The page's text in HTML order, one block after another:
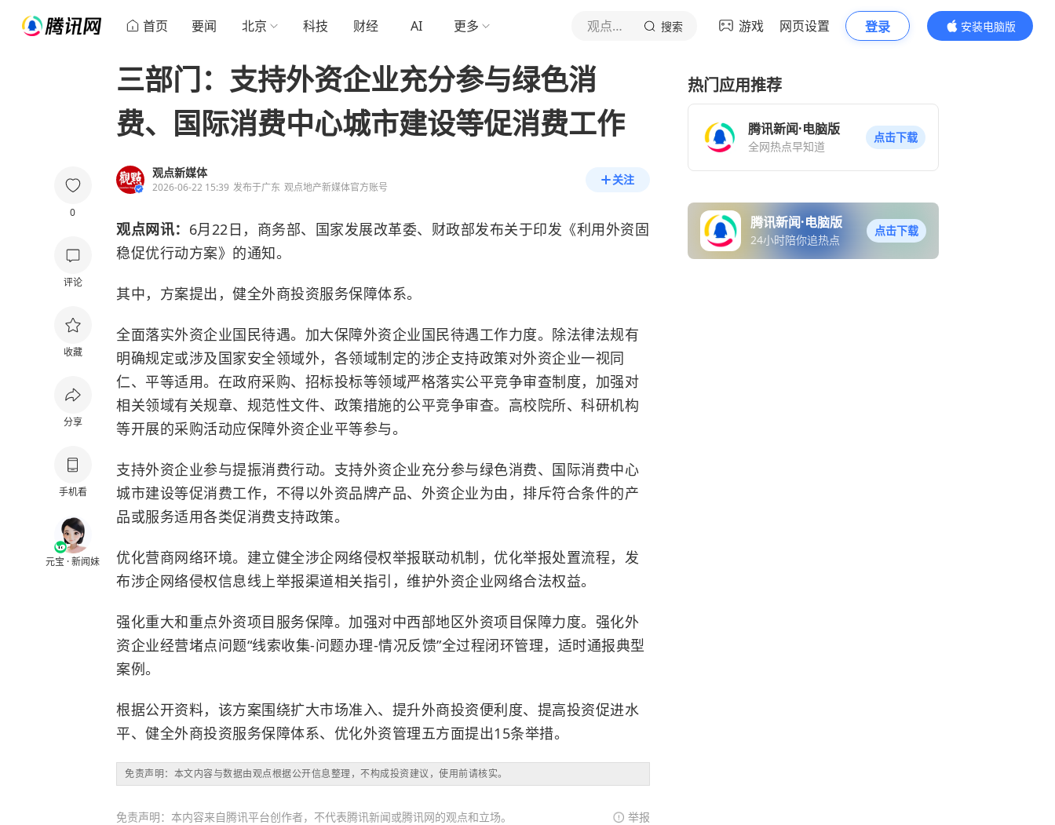
首页 要闻 北京 科技 财经 AI 更多 观点新媒体 搜索 游戏 网页设置 登录
安装电脑版
内容更精彩
0
评论
收藏
分享
手机看
元宝 · 新闻妹
三部门：支持外资企业充分参与绿色消
费、国际消费中心城市建设等促消费工作
观点新媒体
2026-06-22 15:39 发布于广东 观点地产新媒体官方账号
关注
观点网讯： 6月22日，商务部、国家发展改革委、财政部发布关于印发《利用外资固
稳促优行动方案》的通知。
其中，方案提出，健全外商投资服务保障体系。
全面落实外资企业国民待遇。加大保障外资企业国民待遇工作力度。除法律法规有
明确规定或涉及国家安全领域外，各领域制定的涉企支持政策对外资企业一视同
仁、平等适用。在政府采购、招标投标等领域严格落实公平竞争审查制度，加强对
相关领域有关规章、规范性文件、政策措施的公平竞争审查。高校院所、科研机构
等开展的采购活动应保障外资企业平等参与。
支持外资企业参与提振消费行动。支持外资企业充分参与绿色消费、国际消费中心
城市建设等促消费工作，不得以外资品牌产品、外资企业为由，排斥符合条件的产
品或服务适用各类促消费支持政策。
优化营商网络环境。建立健全涉企网络侵权举报联动机制，优化举报处置流程，发
布涉企网络侵权信息线上举报渠道相关指引，维护外资企业网络合法权益。
强化重大和重点外资项目服务保障。加强对中西部地区外资项目保障力度。强化外
资企业经营堵点问题“线索收集-问题办理-情况反馈”全过程闭环管理，适时通报典型
案例。
根据公开资料，该方案围绕扩大市场准入、提升外商投资便利度、提高投资促进水
平、健全外商投资服务保障体系、优化外资管理五方面提出15条举措。
免责声明：本文内容与数据由观点根据公开信息整理，不构成投资建议，使用前请核实。
免责声明：本内容来自腾讯平台创作者，不代表腾讯新闻或腾讯网的观点和立场。 举报
热门应用推荐
腾讯新闻·电脑版
全网热点早知道
点击下载
腾讯新闻·电脑版
24小时陪你追热点
点击下载